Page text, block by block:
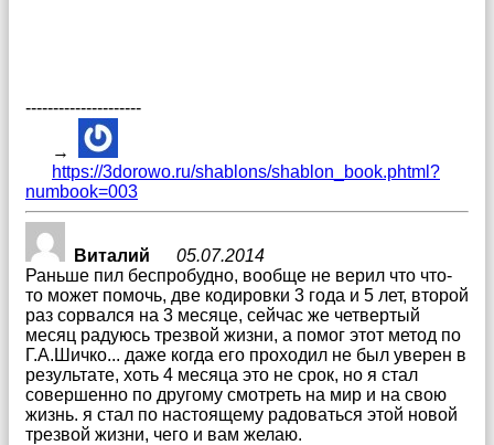
---------------------
→
https://3dorowo.ru/shablons/shablon_book.phtml?
numbook=003
Виталий 05.07.2014
Раньше пил беспробудно, вообще не верил что что-
то может помочь, две кодировки 3 года и 5 лет, второй
раз сорвался на 3 месяце, сейчас же четвертый
месяц радуюсь трезвой жизни, а помог этот метод по
Г.А.Шичко... даже когда его проходил не был уверен в
результате, хоть 4 месяца это не срок, но я стал
совершенно по другому смотреть на мир и на свою
жизнь. я стал по настоящему радоваться этой новой
трезвой жизни, чего и вам желаю.